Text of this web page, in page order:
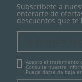
Subscríbete a
enterarte de
descuentos que
Acepto el tratamiento
Consulte nuestra
Puede darse de baja